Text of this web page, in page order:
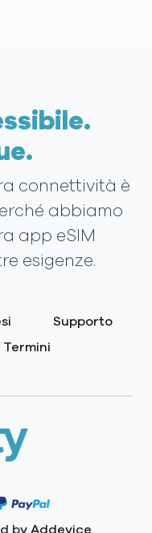
connettività è
abbiamo
app eSIM
esigenze.
Supporto
Termini
by Addevice.